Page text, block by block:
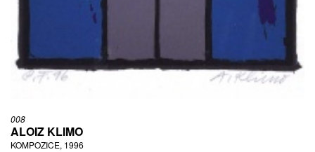
008
ALOIZ KLIMO
KOMPOZICE, 1996